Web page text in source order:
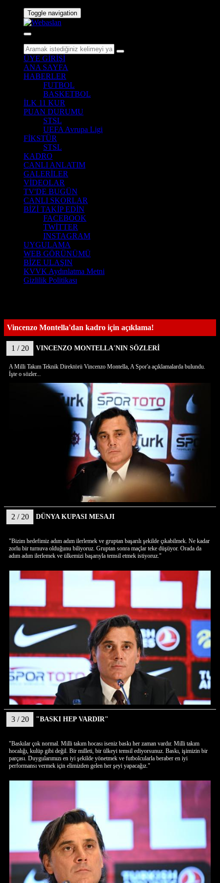
Toggle navigation
ÜYE GİRİŞİ
ANA SAYFA
HABERLER
FUTBOL
BASKETBOL
İLK 11 KUR
PUAN DURUMU
STSL
UEFA Avrupa Ligi
FİKSTÜR
STSL
KADRO
CANLI ANLATIM
GALERİLER
VİDEOLAR
TV'DE BUGÜN
CANLI SKORLAR
BİZİ TAKİP EDİN
FACEBOOK
TWİTTER
INSTAGRAM
UYGULAMA
WEB GÖRÜNÜMÜ
BİZE ULAŞIN
KVVK Aydınlatma Metni
Gizlilik Politikası
Vincenzo Montella'dan kadro için açıklama!
1 / 20 VINCENZO MONTELLA'NIN SÖZLERİ
A Milli Takım Teknik Direktörü Vincenzo Montella, A Spor'a açıklamalarda bulundu.
İşte o sözler...
2 / 20 DÜNYA KUPASI MESAJI
"Bizim hedefimiz adım adım ilerlemek ve gruptan başarılı şekilde çıkabilmek. Ne kadar
zorlu bir turnuva olduğunu biliyoruz. Gruptan sonra maçlar teke düşüyor. Orada da
adım adım ilerlemek ve ülkemizi başarıyla temsil etmek istiyoruz."
3 / 20 "BASKI HEP VARDIR"
"Baskılar çok normal. Milli takım hocası iseniz baskı her zaman vardır. Milli takım
hocalığı, kulüp gibi değil. Bir milleti, bir ülkeyi temsil ediyorsunuz. Baskı, işimizin bir
parçası. Duygularımızı en iyi şekilde yönetmek ve futbolcularla beraber en iyi
performansı vermek için elimizden gelen her şeyi yapacağız."